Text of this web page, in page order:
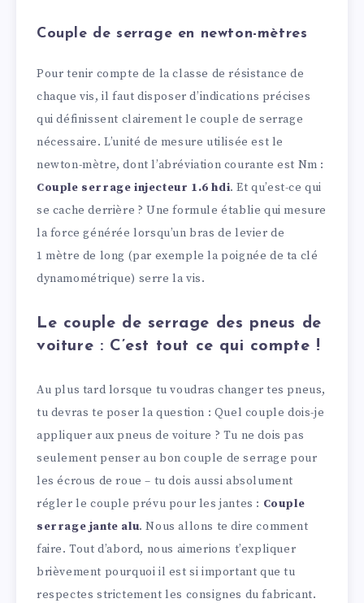
Couple de serrage en newton-mètres
Pour tenir compte de la classe de résistance de
chaque vis, il faut disposer d’indications précises
qui définissent clairement le couple de serrage
nécessaire. L’unité de mesure utilisée est le
newton-mètre, dont l’abréviation courante est Nm :
Couple serrage injecteur 1.6 hdi. Et qu’est-ce qui
se cache derrière ? Une formule établie qui mesure
la force générée lorsqu’un bras de levier de
1 mètre de long (par exemple la poignée de ta clé
dynamométrique) serre la vis.
Le couple de serrage des pneus de
voiture : C’est tout ce qui compte !
Au plus tard lorsque tu voudras changer tes pneus,
tu devras te poser la question : Quel couple dois-je
appliquer aux pneus de voiture ? Tu ne dois pas
seulement penser au bon couple de serrage pour
les écrous de roue – tu dois aussi absolument
régler le couple prévu pour les jantes : Couple
serrage jante alu. Nous allons te dire comment
faire. Tout d’abord, nous aimerions t’expliquer
brièvement pourquoi il est si important que tu
respectes strictement les consignes du fabricant.